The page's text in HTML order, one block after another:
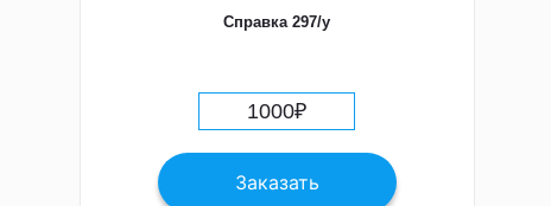
Справка 297/у
1000₽
Заказать